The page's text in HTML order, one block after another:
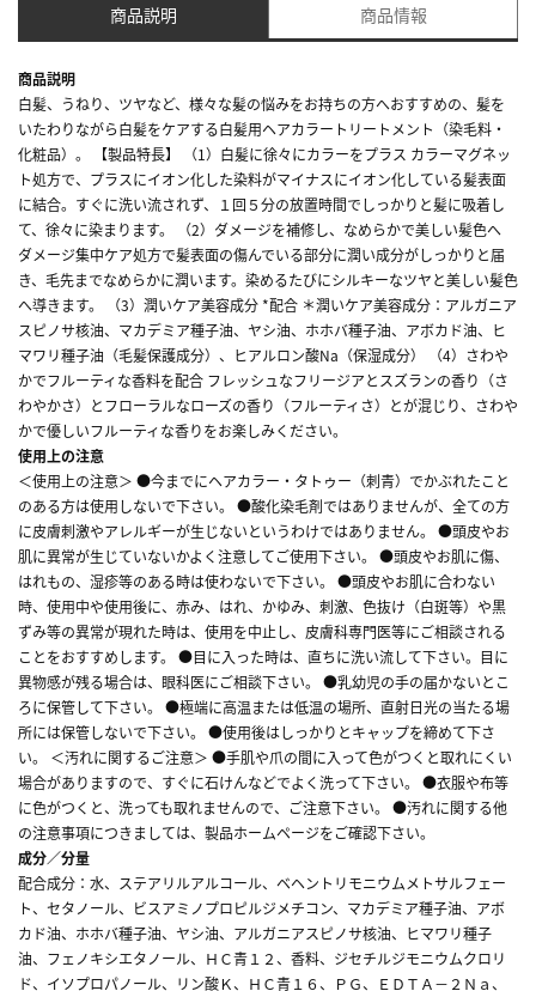
商品説明 商品情報
商品説明
白髪、うねり、ツヤなど、様々な髪の悩みをお持ちの方へおすすめの、髪を
いたわりながら白髪をケアする白髪用ヘアカラートリートメント（染毛料・
化粧品）。 【製品特長】 （1）白髪に徐々にカラーをプラス カラーマグネッ
ト処方で、プラスにイオン化した染料がマイナスにイオン化している髪表面
に結合。すぐに洗い流されず、１回５分の放置時間でしっかりと髪に吸着し
て、徐々に染まります。 （2）ダメージを補修し、なめらかで美しい髪色へ
ダメージ集中ケア処方で髪表面の傷んでいる部分に潤い成分がしっかりと届
き、毛先までなめらかに潤います。染めるたびにシルキーなツヤと美しい髪色
へ導きます。 （3）潤いケア美容成分 *配合 ＊潤いケア美容成分：アルガニア
スピノサ核油、マカデミア種子油、ヤシ油、ホホバ種子油、アボカド油、ヒ
マワリ種子油（毛髪保護成分）、ヒアルロン酸Na（保湿成分） （4）さわや
かでフルーティな香料を配合 フレッシュなフリージアとスズランの香り（さ
わやかさ）とフローラルなローズの香り（フルーティさ）とが混じり、さわや
かで優しいフルーティな香りをお楽しみください。
使用上の注意
＜使用上の注意＞ ●今までにヘアカラー・タトゥー（刺青）でかぶれたこと
のある方は使用しないで下さい。 ●酸化染毛剤ではありませんが、全ての方
に皮膚刺激やアレルギーが生じないというわけではありません。 ●頭皮やお
肌に異常が生じていないかよく注意してご使用下さい。 ●頭皮やお肌に傷、
はれもの、湿疹等のある時は使わないで下さい。 ●頭皮やお肌に合わない
時、使用中や使用後に、赤み、はれ、かゆみ、刺激、色抜け（白斑等）や黒
ずみ等の異常が現れた時は、使用を中止し、皮膚科専門医等にご相談される
ことをおすすめします。 ●目に入った時は、直ちに洗い流して下さい。目に
異物感が残る場合は、眼科医にご相談下さい。 ●乳幼児の手の届かないとこ
ろに保管して下さい。 ●極端に高温または低温の場所、直射日光の当たる場
所には保管しないで下さい。 ●使用後はしっかりとキャップを締めて下さ
い。 ＜汚れに関するご注意＞ ●手肌や爪の間に入って色がつくと取れにくい
場合がありますので、すぐに石けんなどでよく洗って下さい。 ●衣服や布等
に色がつくと、洗っても取れませんので、ご注意下さい。 ●汚れに関する他
の注意事項につきましては、製品ホームページをご確認下さい。
成分／分量
配合成分：水、ステアリルアルコール、ベヘントリモニウムメトサルフェー
ト、セタノール、ビスアミノプロピルジメチコン、マカデミア種子油、アボ
カド油、ホホバ種子油、ヤシ油、アルガニアスピノサ核油、ヒマワリ種子
油、フェノキシエタノール、ＨＣ青１２、香料、ジセチルジモニウムクロリ
ド、イソプロパノール、リン酸Ｋ、ＨＣ青１６、ＰＧ、ＥＤＴＡ－２Ｎａ、